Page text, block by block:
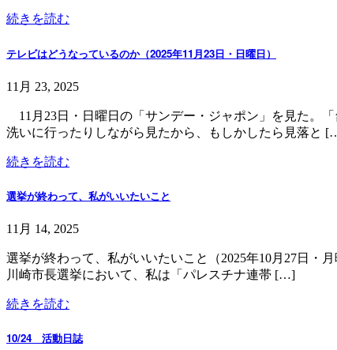
続きを読む
テレビはどうなっているのか（2025年11月23日・日曜日）
11月 23, 2025
11月23日・日曜日の「サンデー・ジャポン」を見た。
洗いに行ったりしながら見たから、もしかしたら見落と
続きを読む
選挙が終わって、私がいいたいこと
11月 14, 2025
選挙が終わって、私がい
川崎市長選挙において、私は「パレスチナ連帯 […]
続きを読む
10/24 活動日誌